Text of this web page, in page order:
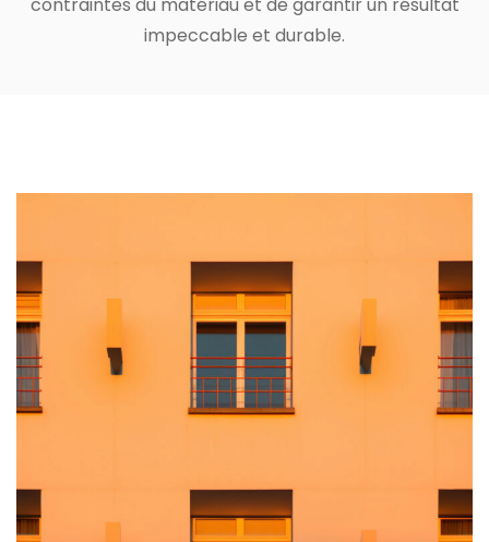
contraintes du matériau et de garantir un résultat
impeccable et durable.